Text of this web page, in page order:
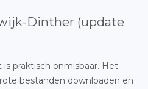
Dinther (update
praktisch onmisbaar. Het
bestanden downloaden en